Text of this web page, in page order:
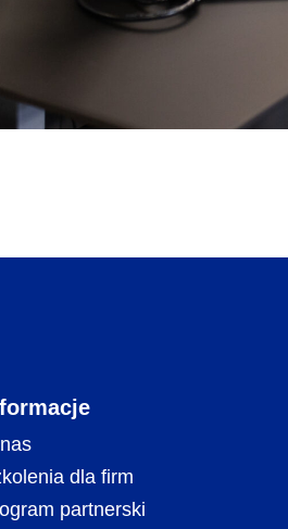
dla firm
partnerski